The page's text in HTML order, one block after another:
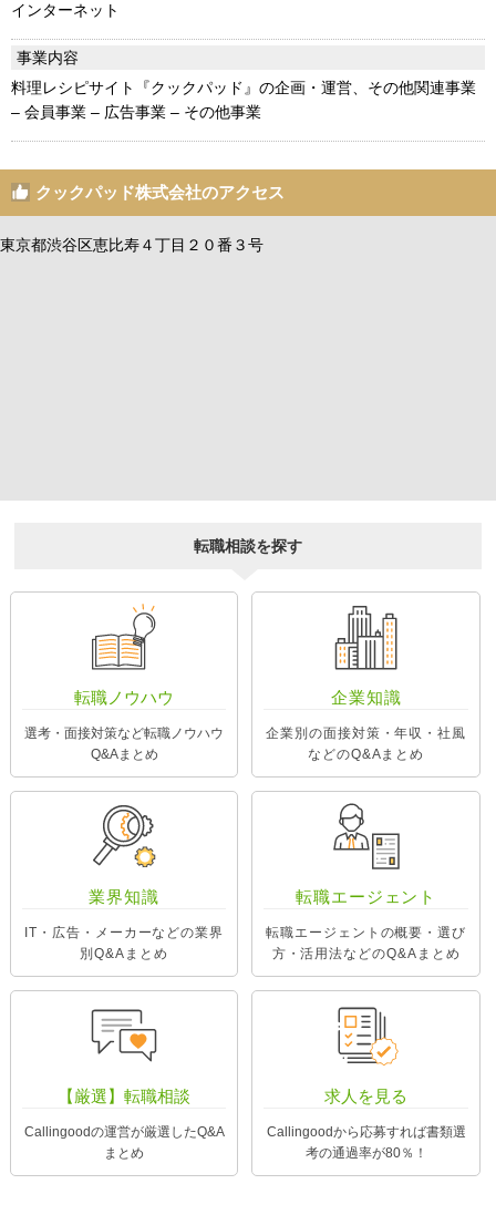
インターネット
事業内容
料理レシピサイト『クックパッド』の企画・運営、その他関連事業
– 会員事業 – 広告事業 – その他事業
クックパッド株式会社のアクセス
東京都渋谷区恵比寿４丁目２０番３号
転職相談を探す
転職ノウハウ
選考・面接対策など転職ノウハウ
Q&Aまとめ
企業知識
企業別の面接対策・年収・社風
などのQ&Aまとめ
業界知識
IT・広告・メーカーなどの業界
別Q&Aまとめ
転職エージェント
転職エージェントの概要・選び
方・活用法などのQ&Aまとめ
【厳選】転職相談
Callingoodの運営が厳選したQ&A
まとめ
求人を見る
Callingoodから応募すれば書類選
考の通過率が80％！